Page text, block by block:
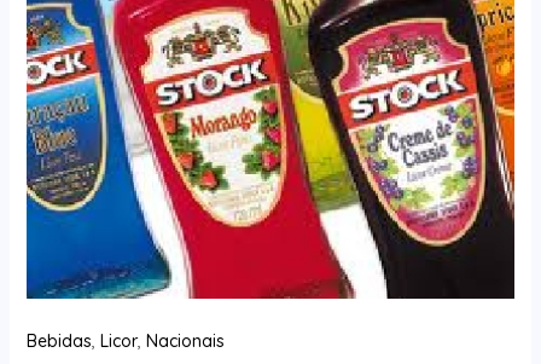
Bebidas, Licor, Nacionais